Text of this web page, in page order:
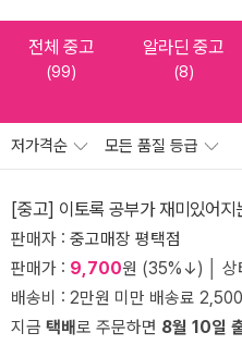
전체 중고
(99)
알라딘 중고
(8)
저가격순 모든 품질 등급
[중고] 이토록 공부가 재미있어지
판매자 : 중고매장 평택점
판매가 : 9,700원 (35%↓) │ 상
배송비 : 2만원 미만 배송료
지금 택배로 주문하면 8월 10일